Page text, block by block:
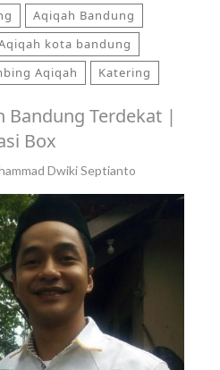
Aqiqah Bandung
kota bandung
Aqiqah Katering
Bandung Terdekat |
Box
Dwiki Septianto